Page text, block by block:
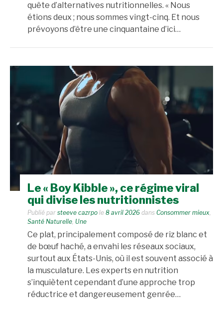
quête d’alternatives nutritionnelles. « Nous
étions deux ; nous sommes vingt-cinq. Et nous
prévoyons d’être une cinquantaine d’ici…
Le « Boy Kibble », ce régime viral
qui divise les nutritionnistes
Publié par steeve cazrpo le 8 avril 2026 dans Consommer mieux
Santé Naturelle Une
Ce plat, principalement composé de riz blanc et
de bœuf haché, a envahi les réseaux sociaux,
surtout aux États-Unis, où il est souvent associé à
la musculature. Les experts en nutrition
s’inquiètent cependant d’une approche trop
réductrice et dangereusement genrée…